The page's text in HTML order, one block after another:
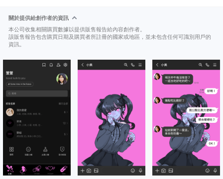
關於提供給創作者的資訊
本公司收集相關購買數據以提供販售報告給內容創作者。
該販售報告包含購買日期及購買者所註冊的國家或地區，並未包含任何可識別用戶的
資訊。